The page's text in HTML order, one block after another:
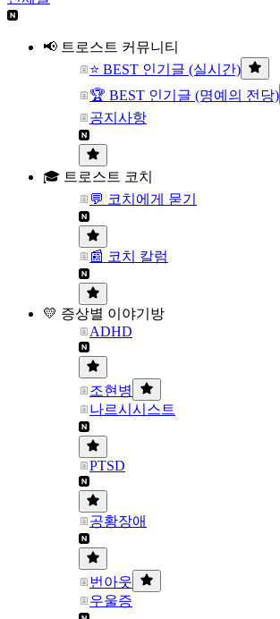
📢 트로스트 커뮤니티
⭐ BEST 인기글 (실시간)
🏆 BEST 인기글 (명예의 전당)
공지사항
🎓 트로스트 코치
💬 코치에게 묻기
📰 코치 칼럼
💛 증상별 이야기방
ADHD
조현병
나르시시스트
PTSD
공황장애
번아웃
우울증